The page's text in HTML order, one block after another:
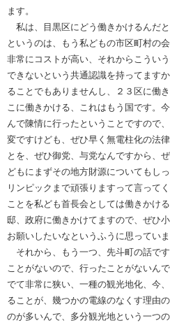
ます。
私は、目黒区にどう働きかけるんだ
というのは、もう私どもの市区町村の
非常にコストが高い、それからこうい
できないという共通認識を持ってます
ることでもありませんし、２３区に働
こに働きかける、これはもう国です。
んで陳情に行ったということですので
変ですけども、ぜひ早く無電柱化の法
とを、ぜひ御党、与党なんですから、
どもにまずその地方財源についてもし
リンピックまで頑張りますって言って
ことを私ども首長会としては働きかけ
邸、政府に働きかけてますので、ぜひ
お願いしたいなというふうに思っていま
それから、もう一つ、先斗町の話で
ことがないので、行ったことがないん
でて非常に狭い、一種の観光地化、今
ることが、幾つかの電線のなくす理由
のが多いんで、多分観光地という一つ